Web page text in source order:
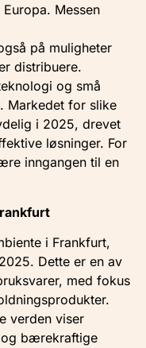
Messen
på muligheter
distribuere.
og små
Markedet for slike
i 2025, drevet
løsninger. For
inngangen til en
i Frankfurt,
Dette er en av
med fokus
verden viser
og bærekraftige